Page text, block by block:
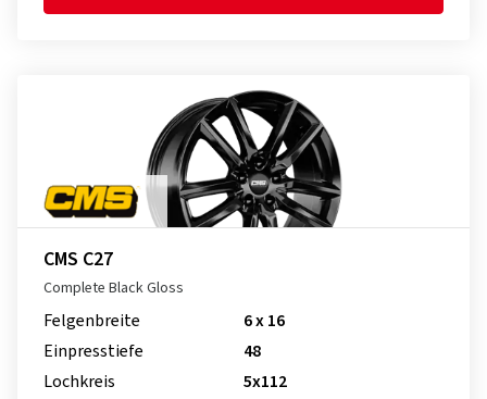
CMS C27
Complete Black Gloss
Felgenbreite
6 x 16
Einpresstiefe
48
Lochkreis
5x112